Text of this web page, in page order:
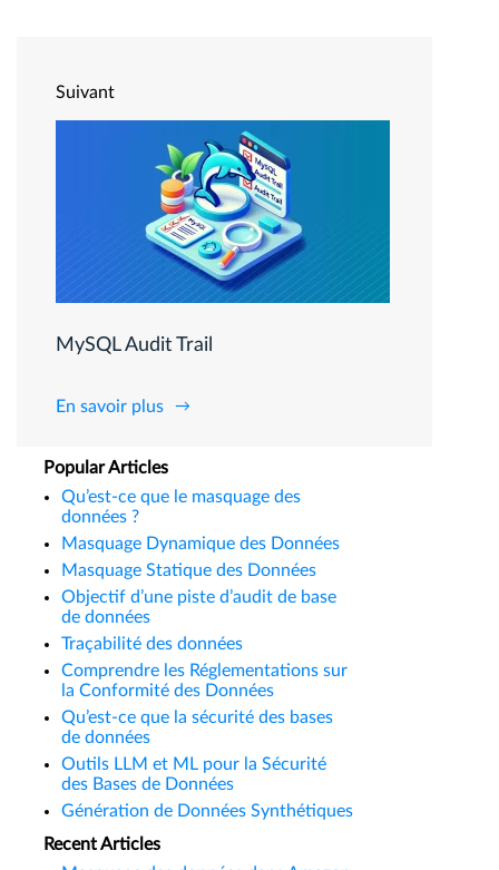
Suivant
MySQL Audit Trail
En savoir plus
Popular Articles
Qu’est-ce que le masquage des
données ?
Masquage Dynamique des Données
Masquage Statique des Données
Objectif d’une piste d’audit de base
de données
Traçabilité des données
Comprendre les Réglementations sur
la Conformité des Données
Qu’est-ce que la sécurité des bases
de données
Outils LLM et ML pour la Sécurité
des Bases de Données
Génération de Données Synthétiques
Recent Articles